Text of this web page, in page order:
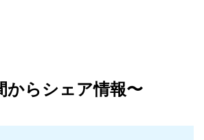
からシェア情報〜